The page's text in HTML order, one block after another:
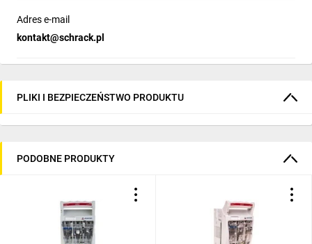
Adres e-mail
kontakt@schrack.pl
PLIKI I BEZPIECZEŃSTWO PRODUKTU
PODOBNE PRODUKTY